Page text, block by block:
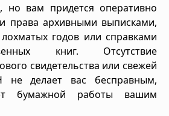
но вам придется оперативно
права архивными выписками,
годов или справками
книг. Отсутствие
свидетельства или свежей
не делает вас бесправным,
бумажной работы вашим